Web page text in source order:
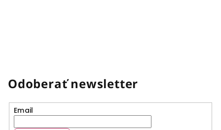
Odoberať newsletter
Email